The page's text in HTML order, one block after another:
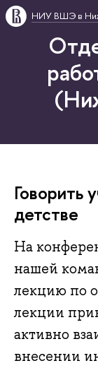
НИУ ВШЭ в
Говорить
детстве
На
нашей
лекцию по
лекции
активно
внесении